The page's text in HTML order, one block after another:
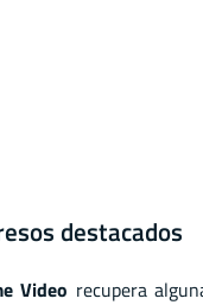
destacados
Video recupera